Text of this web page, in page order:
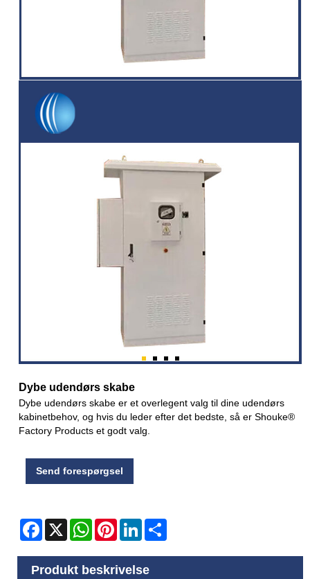
Dybe udendørs skabe
Dybe udendørs skabe er et overlegent valg til dine udendørs
kabinetbehov, og hvis du leder efter det bedste, så er Shouke®
Factory Products et godt valg.
Send forespørgsel
Facebook
X WhatsAppPinterestLinkedIn
Produkt beskrivelse